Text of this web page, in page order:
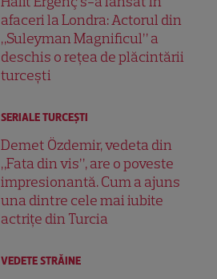
afaceri la Londra: Actorul din
„Suleyman Magnificul” a
deschis o rețea de plăcintării
turcești
SERIALE TURCEŞTI
Demet Özdemir, vedeta din
„Fata din vis”, are o poveste
impresionantă. Cum a ajuns
una dintre cele mai iubite
actrițe din Turcia
VEDETE STRĂINE